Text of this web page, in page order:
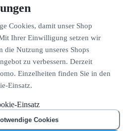
Cookies, damit unser Shop
Ihrer Einwilligung setzen wir
die Nutzung unseres Shops
zu verbessern. Derzeit
Einzelheiten finden Sie in den
Einsatz.
Einsatz
Cookies